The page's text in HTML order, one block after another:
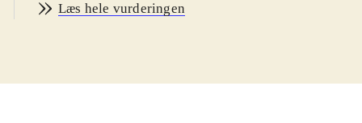
One Direction, Selena Gomez, Lionel
kan man købe flere sange, og
Læs hele vurderingen